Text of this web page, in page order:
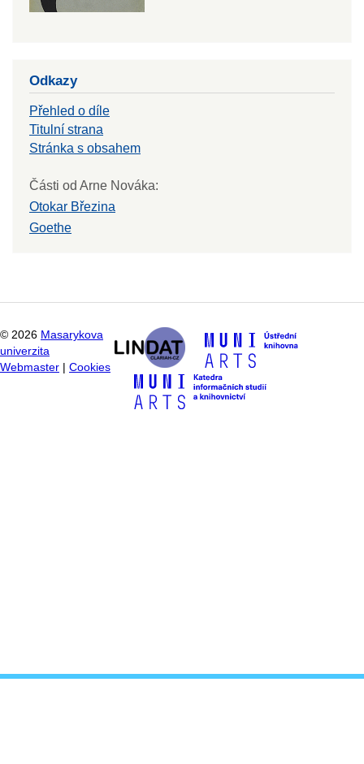
Odkazy
Přehled o díle
Titulní strana
Stránka s obsahem
Části od Arne Nováka:
Otokar Březina
Goethe
© 2026 Masarykova
univerzita
Webmaster
Cookies